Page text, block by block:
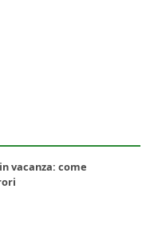
vacanza: come